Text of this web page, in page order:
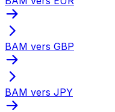
BAM vers GBP
BAM vers JPY